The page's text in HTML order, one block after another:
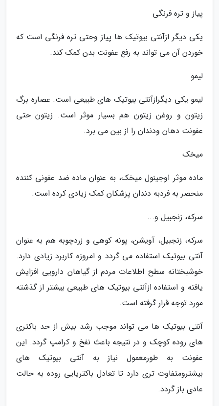
پیاز و تره فرنگی
یکی دیگر ازآنتی بیوتیک ها پیاز وحتی تره فرنگی است که
خوردن آن می تواند به رفع عفونت بدن کمک کند.
لیمو
لیمو یکی دیگرازآنتی بیوتیک های طبیعی است. عصاره برگ
زیتون و روغن زیتون هم بسیار موثر است. زیتون حتی
عفونت دهان ودندان را از بین می برد.
میخک
ماده موثر اوجینول میخک، به عنوان ماده ضد عفونی کننده
منحصر به فردبه دندان پزشکان کمک زیادی کرده است.
سرکه، زنجبیل و...
سرکه، زنجبیل، آویشن، پونه کوهی و زردچوبه هم به عنوان
آنتی بیوتیک استفاده می گردد و امروزه کاربرد زیادی دارد.
خوشبختانه سطح اطلاعات مردم از گیاهان دارویی افزایش
یافته و استفاده ازآنتی بیوتیک های طبیعی بیشتر از گذشته
مورد توجه قرار گرفته است.
آنتی بیوتیک ها می تواند موجب رشد بیش از حد باکتری
های روده کوچک و در نتیجه باعث نفخ و کرامپ گردد. این
عفونت به طورمعمول نیاز به آنتی بیوتیک های
بیشترومتفاوت تری دارد تا تعادل باکتریایی روده به حالت
عادی باز گردد.